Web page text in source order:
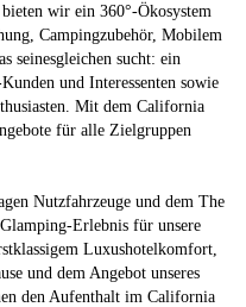
wir ein 360°-Ökosystem
Campingzubehör, Mobilem
seinesgleichen sucht: ein
und Interessenten sowie
Mit dem California
für alle Zielgruppen
Nutzfahrzeuge und dem The
Erlebnis für unsere
Luxushotelkomfort,
und dem Angebot unseres
den Aufenthalt im California